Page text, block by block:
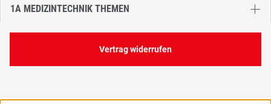
1A MEDIZINTECHNIK THEMEN
Vertrag widerrufen